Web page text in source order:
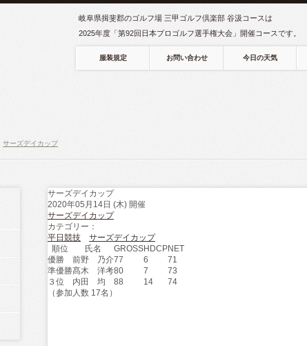
岐阜県揖斐郡のゴルフ場 三甲ゴルフ倶楽部 谷汲コースは
2025年度「第92回日本プロゴルフ選手権大会」開催コースです。
服装規定 お問い合わせ 今日の天気
サーズデイカップ
サーズデイカップ
2020年05月14日 (木) 開催
サーズデイカップ
カテゴリー：
平日競技
サーズデイカップ
順位
氏名 GROSSHDCPNET
優勝
前野 乃介77 6
71
準優勝髙木 洋考80 7
73
３位
内田 均 88 14
74
（参加人数 17名）